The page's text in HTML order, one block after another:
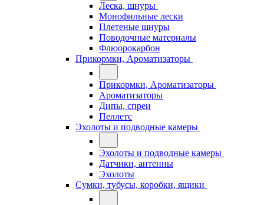
Леска, шнуры
Монофильные лески
Плетеные шнуры
Поводочные материалы
Флюорокарбон
Прикормки, Ароматизаторы
Прикормки, Ароматизаторы
Ароматизаторы
Дипы, спреи
Пеллетс
Эхолоты и подводные камеры
Эхолоты и подводные камеры
Датчики, антенны
Эхолоты
Сумки, тубусы, коробки, ящики